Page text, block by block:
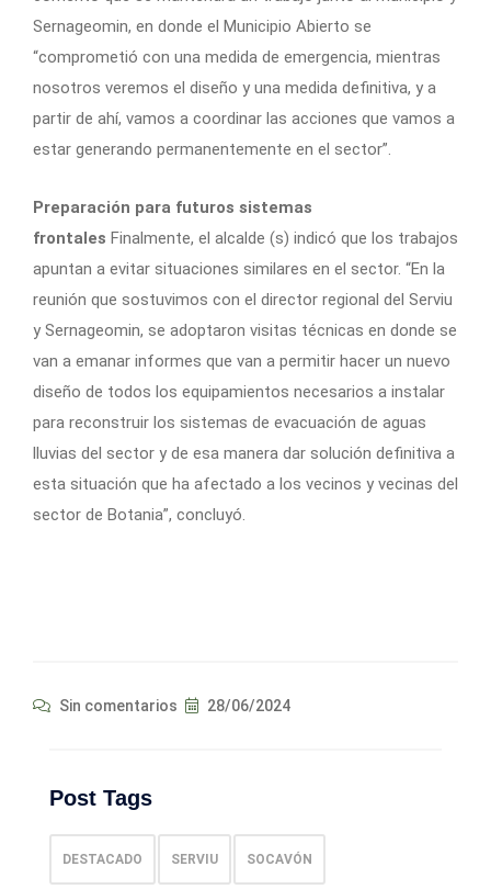
Sernageomin, en donde el Municipio Abierto se
“comprometió con una medida de emergencia, mientras
nosotros veremos el diseño y una medida definitiva, y a
partir de ahí, vamos a coordinar las acciones que vamos a
estar generando permanentemente en el sector”.
Preparación para futuros sistemas
frontales Finalmente, el alcalde (s) indicó que los trabajos
apuntan a evitar situaciones similares en el sector. “En la
reunión que sostuvimos con el director regional del Serviu
y Sernageomin, se adoptaron visitas técnicas en donde se
van a emanar informes que van a permitir hacer un nuevo
diseño de todos los equipamientos necesarios a instalar
para reconstruir los sistemas de evacuación de aguas
lluvias del sector y de esa manera dar solución definitiva a
esta situación que ha afectado a los vecinos y vecinas del
sector de Botania”, concluyó.
Sin comentarios 28/06/2024
Post Tags
DESTACADO SERVIU SOCAVÓN